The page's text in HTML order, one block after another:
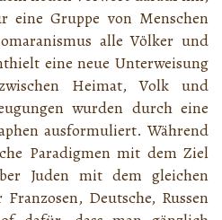
eine Gruppe von Menschen
alle Völker und
eine neue Unterweisung
Heimat, Volk und
wurden durch eine
ausformuliert. Während
Paradigmen mit dem Ziel
Juden mit dem gleichen
Deutsche, Russen